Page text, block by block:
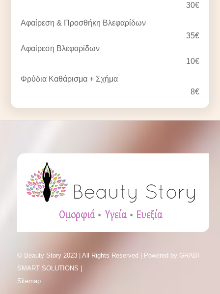
30€
Αφαίρεση & Προσθήκη Βλεφαρίδων
35€
Αφαίρεση Βλεφαρίδων
10€
Φρύδια Καθάρισμα + Σχήμα
8€
© Beauty Story 2023 | All Rights Reserved | Powered by GRABI
SMART SOLUTIONS |
Sitemap